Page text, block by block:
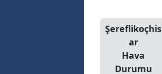
Şereflikoçhis
ar
Hava
Durumu